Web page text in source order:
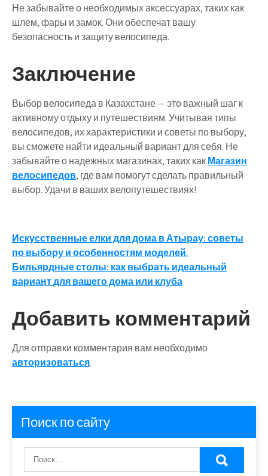
Не забывайте о необходимых аксессуарах, таких как
шлем, фары и замок. Они обеспечат вашу
безопасность и защиту велосипеда.
Заключение
Выбор велосипеда в Казахстане — это важный шаг к
активному отдыху и путешествиям. Учитывая типы
велосипедов, их характеристики и советы по выбору,
вы сможете найти идеальный вариант для себя. Не
забывайте о надежных магазинах, таких какМагазин
велосипедов, где вам помогут сделать правильный
выбор. Удачи в ваших велопутешествиях!
Навигация
по
записям
Искусственные елки для дома в Атырау: советы
по выбору и особенностям моделей.
Бильярдные столы: как выбрать идеальный
вариант для вашего дома или клуба
Добавить комментарий
Для отправки комментария вам необходимо
авторизоваться.
Поиск по сайту